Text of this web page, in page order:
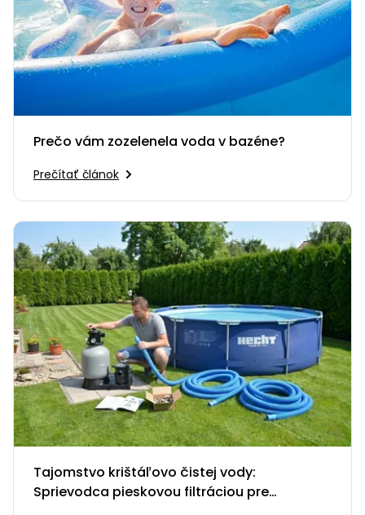
Prečo vám zozelenela voda v bazéne?
Prečítať článok
Tajomstvo krištáľovo čistej vody:
Sprievodca pieskovou filtráciou pre